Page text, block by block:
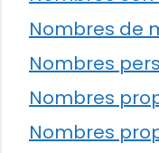
Nombres de
Nombres
Nombres
Nombres